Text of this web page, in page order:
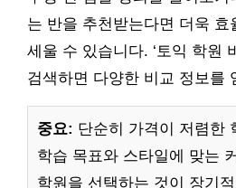
는 반을 추천받는다면 더욱 효
세울 수 있습니다. ‘토익 학원
검색하면 다양한 비교 정보를
중요: 단순히 가격이 저렴한
학습 목표와 스타일에 맞는
학원을 선택하는 것이 장기